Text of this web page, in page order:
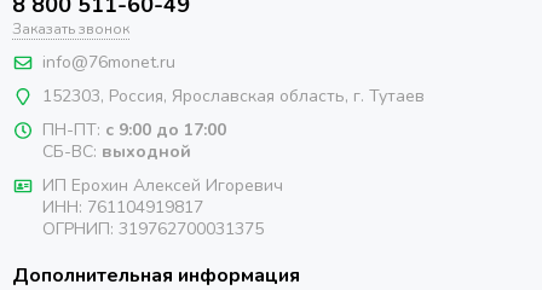
Заказать звонок
info@76monet.ru
152303, Россия, Ярославская область, г. Тутаев
ПН-ПТ: с 9:00 до 17:00
СБ-ВС: выходной
ИП Ерохин Алексей Игоревич
ИНН: 761104919817
ОГРНИП: 319762700031375
Дополнительная информация